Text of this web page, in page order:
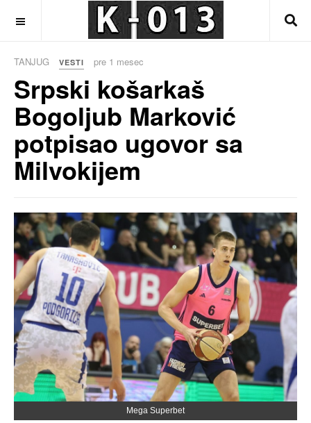
TANJUG VESTI pre 1 mesec
Srpski košarkaš
Bogoljub Marković
potpisao ugovor sa
Milvokijem
Mega Superbet